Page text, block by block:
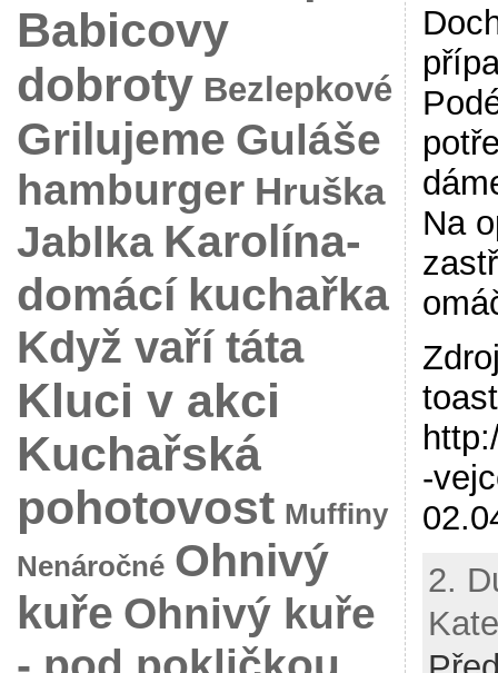
Babicovy
dobroty Bezlepkové
Grilujeme Guláše
hamburger Hruška
Jablka Karolína-
domácí kuchařka
Když vaří táta
Kluci v akci
Kuchařská
pohotovost Muffiny
Nenáročné Ohnivý
kuře Ohnivý kuře
Na
-
2.